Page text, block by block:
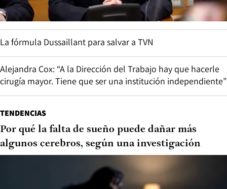
La fórmula Dussaillant para salvar a TVN
Alejandra Cox: “A la Dirección del Trabajo hay que hacerle
cirugía mayor. Tiene que ser una institución independiente”
TENDENCIAS
Por qué la falta de sueño puede dañar más
algunos cerebros, según una investigación